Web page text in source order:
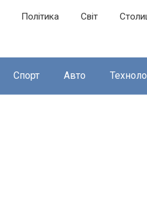
Політика Світ
Спорт Авто